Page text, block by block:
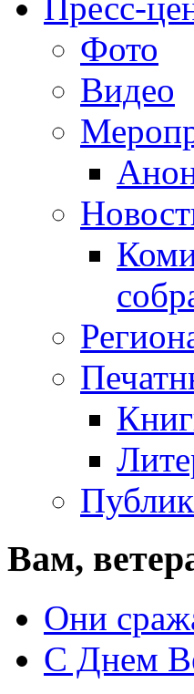
Фото
Видео
Вам,
Они
С Днем